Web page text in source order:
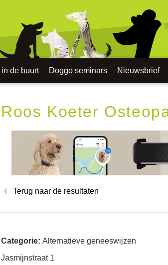
de buurt Doggo seminars Nieuwsbrief
Roos Koeter
Terug naar de resultaten
Categorie: Alternatieve geneeswijzen
Jasmijnstraat 1